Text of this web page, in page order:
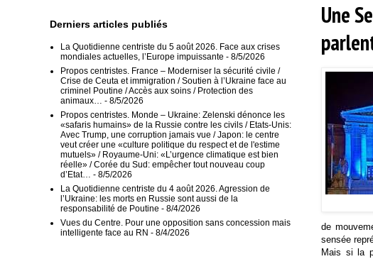
Une
de
sensée
Mais si la
Derniers articles publiés
La Quotidienne centriste du 5 août 2026. Face aux crises
mondiales actuelles, l’Europe impuissante - 8/5/2026
Propos centristes. France – Moderniser la sécurité civile /
Crise de Ceuta et immigration / Soutien à l’Ukraine face au
criminel Poutine / Accès aux soins / Protection des
animaux…
- 8/5/2026
Propos centristes. Monde – Ukraine: Zelenski dénonce les
«safaris humains» de la Russie contre les civils / Etats-Unis:
Avec Trump, une corruption jamais vue / Japon: le centre
veut créer une «culture politique du respect et de l'estime
mutuels» / Royaume-Uni: «L’urgence climatique est bien
réelle» / Corée du Sud: empêcher tout nouveau coup
d’Etat…
- 8/5/2026
La Quotidienne centriste du 4 août 2026. Agression de
l’Ukraine: les morts en Russie sont aussi de la
responsabilité de Poutine - 8/4/2026
Vues du Centre. Pour une opposition sans concession mais
intelligente face au RN - 8/4/2026